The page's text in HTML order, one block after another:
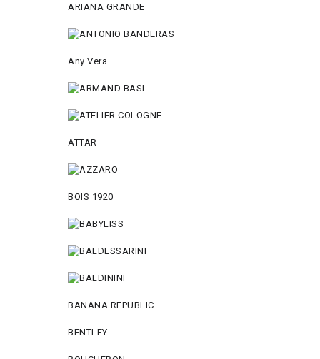
ARIANA GRANDE
Any Vera
ATTAR
BOIS 1920
BANANA REPUBLIC
BENTLEY